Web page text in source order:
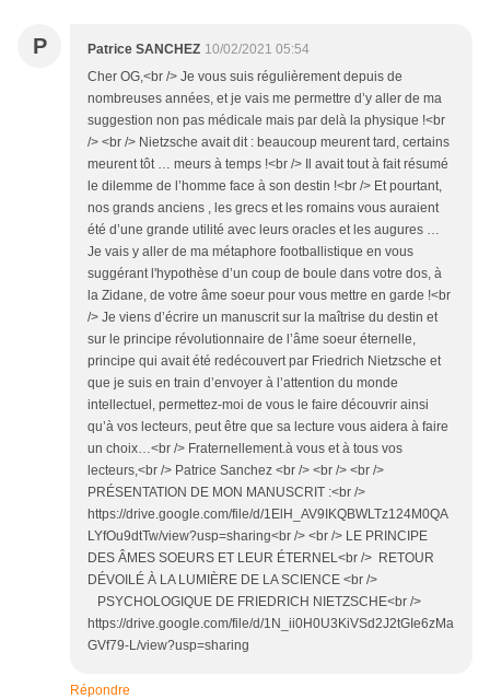
P Patrice SANCHEZ 10/02/2021 05:54
Cher OG,<br /> Je vous suis régulièrement depuis de
nombreuses années, et je vais me permettre d’y aller de ma
suggestion non pas médicale mais par delà la physique !<br
/> <br /> Nietzsche avait dit : beaucoup meurent tard, certains
meurent tôt … meurs à temps !<br /> Il avait tout à fait résumé
le dilemme de l’homme face à son destin !<br /> Et pourtant,
nos grands anciens , les grecs et les romains vous auraient
été d’une grande utilité avec leurs oracles et les augures …
Je vais y aller de ma métaphore footballistique en vous
suggérant l'hypothèse d’un coup de boule dans votre dos, à
la Zidane, de votre âme soeur pour vous mettre en garde !<br
/> Je viens d’écrire un manuscrit sur la maîtrise du destin et
sur le principe révolutionnaire de l’âme soeur éternelle,
principe qui avait été redécouvert par Friedrich Nietzsche et
que je suis en train d’envoyer à l’attention du monde
intellectuel, permettez-moi de vous le faire découvrir ainsi
qu’à vos lecteurs, peut être que sa lecture vous aidera à faire
un choix…<br /> Fraternellement.à vous et à tous vos
lecteurs,<br /> Patrice Sanchez <br /> <br /> <br />
PRÉSENTATION DE MON MANUSCRIT :<br />
https://drive.google.com/file/d/1ElH_AV9IKQBWLTz124M0QA
LYfOu9dtTw/view?usp=sharing<br /> <br /> LE PRINCIPE
DES ÂMES SOEURS ET LEUR ÉTERNEL<br /> RETOUR
DÉVOILÉ À LA LUMIÈRE DE LA SCIENCE <br />
PSYCHOLOGIQUE DE FRIEDRICH NIETZSCHE<br />
https://drive.google.com/file/d/1N_ii0H0U3KiVSd2J2tGIe6zMa
GVf79-L/view?usp=sharing
Répondre